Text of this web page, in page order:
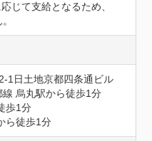
じて支給となるため、
1日土地京都四条通ビル
烏丸駅から徒歩1分
歩1分
ら徒歩1分